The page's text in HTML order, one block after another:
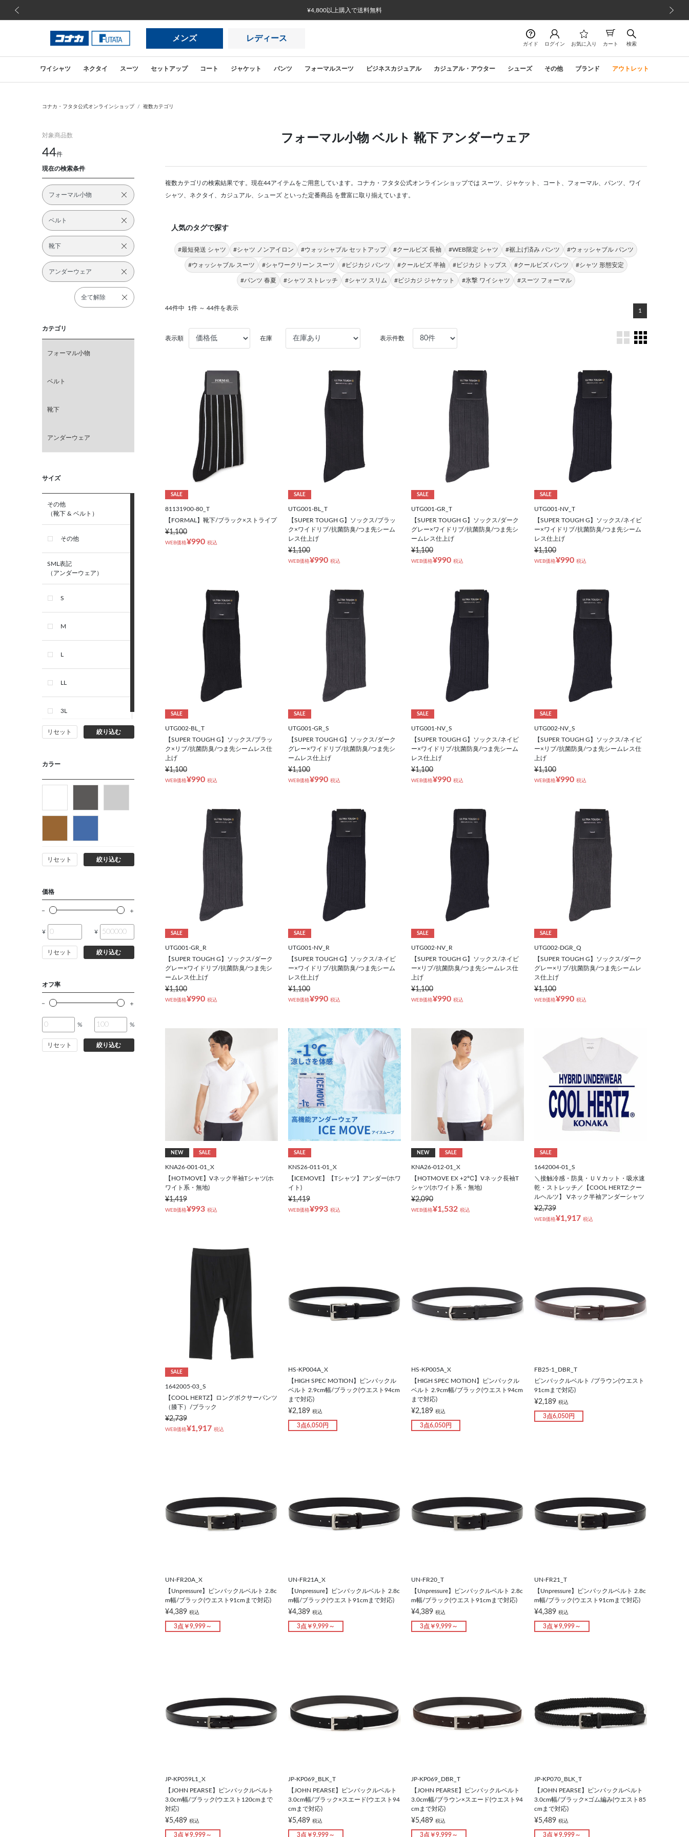
メンズ レディース
ガイド ログイン お気に入り カート 検索
ワイシャツ ネクタイ スーツ セットアップ コート ジャケット パンツ フォーマルスーツ ビジネスカジュアル カジュアル・アウター シューズ その他 ブランド アウトレット
コナカ・フタタ公式オンラインショップ 複数カテゴリ
対象商品数
44件
現在の検索条件
フォーマル小物
ベルト
靴下
アンダーウェア
全て解除
カテゴリ
フォーマル小物
ベルト
靴下
アンダーウェア
サイズ
その他
（靴下 & ベルト）
その他
SML表記
（アンダーウェア）
S
M
L
LL
3L
リセット 絞り込む
カラー
リセット 絞り込む
価格
¥ ¥
リセット 絞り込む
オフ率
% %
リセット 絞り込む
フォーマル小物 ベルト 靴下 アンダーウェア
複数カテゴリの検索結果です。現在44アイテムをご用意しています。コナカ・フタタ公式オンラインショップでは スーツ、ジャケット、コート、フォーマル、パンツ、ワイ
シャツ、ネクタイ、カジュアル、シューズ といった定番商品 を豊富に取り揃えています。
人気のタグで探す
#最短発送 シャツ #シャツ ノンアイロン #ウォッシャブル セットアップ #クールビズ 長袖 #WEB限定 シャツ #裾上げ済み パンツ #ウォッシャブル パンツ
#ウォッシャブル スーツ #シャワークリーン スーツ #ビジカジ パンツ #クールビズ 半袖 #ビジカジ トップス #クールビズ パンツ #シャツ 形態安定
#パンツ 春夏 #シャツ ストレッチ #シャツ スリム #ビジカジ ジャケット #氷撃 ワイシャツ #スーツ フォーマル
44件中 1件 ～ 44件を表示 1
表示順 在庫 表示件数
SALE
81131900-80_T
【FORMAL】靴下/ブラック×ストライプ
¥1,100
WEB価格¥990 税込
SALE
UTG001-BL_T
【SUPER TOUGH G】ソックス/ブラッ
ク×ワイドリブ/抗菌防臭/つま先シーム
レス仕上げ
¥1,100
WEB価格¥990 税込
SALE
UTG001-GR_T
【SUPER TOUGH G】ソックス/ダーク
グレー×ワイドリブ/抗菌防臭/つま先シ
ームレス仕上げ
¥1,100
WEB価格¥990 税込
SALE
UTG001-NV_T
【SUPER TOUGH G】ソックス/ネイビ
ー×ワイドリブ/抗菌防臭/つま先シーム
レス仕上げ
¥1,100
WEB価格¥990 税込
SALE
UTG002-BL_T
【SUPER TOUGH G】ソックス/ブラッ
ク×リブ/抗菌防臭/つま先シームレス仕
上げ
¥1,100
WEB価格¥990 税込
SALE
UTG001-GR_S
【SUPER TOUGH G】ソックス/ダーク
グレー×ワイドリブ/抗菌防臭/つま先シ
ームレス仕上げ
¥1,100
WEB価格¥990 税込
SALE
UTG001-NV_S
【SUPER TOUGH G】ソックス/ネイビ
ー×ワイドリブ/抗菌防臭/つま先シーム
レス仕上げ
¥1,100
WEB価格¥990 税込
SALE
UTG002-NV_S
【SUPER TOUGH G】ソックス/ネイビ
ー×リブ/抗菌防臭/つま先シームレス仕
上げ
¥1,100
WEB価格¥990 税込
SALE
UTG001-GR_R
【SUPER TOUGH G】ソックス/ダーク
グレー×ワイドリブ/抗菌防臭/つま先シ
ームレス仕上げ
¥1,100
WEB価格¥990 税込
SALE
UTG001-NV_R
【SUPER TOUGH G】ソックス/ネイビ
ー×ワイドリブ/抗菌防臭/つま先シーム
レス仕上げ
¥1,100
WEB価格¥990 税込
SALE
UTG002-NV_R
【SUPER TOUGH G】ソックス/ネイビ
ー×リブ/抗菌防臭/つま先シームレス仕
上げ
¥1,100
WEB価格¥990 税込
SALE
UTG002-DGR_Q
【SUPER TOUGH G】ソックス/ダーク
グレー×リブ/抗菌防臭/つま先シームレ
ス仕上げ
¥1,100
WEB価格¥990 税込
NEW SALE
KNA26-001-01_X
【HOTMOVE】Vネック半袖Tシャツ(ホ
ワイト系・無地)
¥1,419
WEB価格¥993 税込
SALE
KNS26-011-01_X
【ICEMOVE】【Tシャツ】アンダー(ホワ
イト)
¥1,419
WEB価格¥993 税込
NEW SALE
KNA26-012-01_X
【HOTMOVE EX +2℃】Vネック長袖T
シャツ(ホワイト系・無地)
¥2,090
WEB価格¥1,532 税込
SALE
1642004-01_S
＼接触冷感・防臭・ＵＶカット・吸水速
乾・ストレッチ／【COOL HERTZ:クー
ルヘルツ】 Vネック半袖アンダーシャツ
¥2,739
WEB価格¥1,917 税込
SALE
1642005-03_S
【COOL HERTZ】ロングボクサーパンツ
（膝下）/ブラック
¥2,739
WEB価格¥1,917 税込
HS-KP004A_X
【HIGH SPEC MOTION】ピンバックル
ベルト 2.9cm幅/ブラック(ウエスト94cm
まで対応)
¥2,189 税込
3点6,050円
HS-KP005A_X
【HIGH SPEC MOTION】ピンバックル
ベルト 2.9cm幅/ブラック(ウエスト94cm
まで対応)
¥2,189 税込
3点6,050円
FB25-1_DBR_T
ピンバックルベルト /ブラウン(ウエスト
91cmまで対応)
¥2,189 税込
3点6,050円
UN-FR20A_X
【Unpressure】ピンバックルベルト 2.8c
m幅/ブラック(ウエスト91cmまで対応)
¥4,389 税込
3点￥9,999～
UN-FR21A_X
【Unpressure】ピンバックルベルト 2.8c
m幅/ブラック(ウエスト91cmまで対応)
¥4,389 税込
3点￥9,999～
UN-FR20_T
【Unpressure】ピンバックルベルト 2.8c
m幅/ブラック(ウエスト91cmまで対応)
¥4,389 税込
3点￥9,999～
UN-FR21_T
【Unpressure】ピンバックルベルト 2.8c
m幅/ブラック(ウエスト91cmまで対応)
¥4,389 税込
3点￥9,999～
JP-KP059L1_X
【JOHN PEARSE】ピンバックルベルト
3.0cm幅/ブラック(ウエスト120cmまで
対応)
¥5,489 税込
3点￥9,999～
JP-KP069_BLK_T
【JOHN PEARSE】ピンバックルベルト
3.0cm幅/ブラック×スエード(ウエスト94
cmまで対応)
¥5,489 税込
3点￥9,999～
JP-KP069_DBR_T
【JOHN PEARSE】ピンバックルベルト
3.0cm幅/ブラウン×スエード(ウエスト94
cmまで対応)
¥5,489 税込
3点￥9,999～
JP-KP070_BLK_T
【JOHN PEARSE】ピンバックルベルト
3.0cm幅/ブラック×ゴム編み(ウエスト85
cmまで対応)
¥5,489 税込
3点￥9,999～